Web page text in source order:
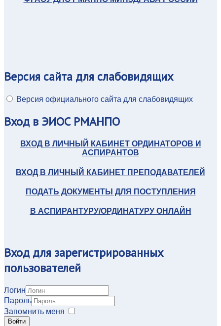
Версия сайта для слабовидящих
Версия официального сайта для слабовидящих
Вход в ЭИОС РМАНПО
ВХОД В ЛИЧНЫЙ КАБИНЕТ ОРДИНАТОРОВ И
АСПИРАНТОВ
ВХОД В ЛИЧНЫЙ КАБИНЕТ ПРЕПОДАВАТЕЛЕЙ
ПОДАТЬ ДОКУМЕНТЫ ДЛЯ ПОСТУПЛЕНИЯ
В АСПИРАНТУРУ/ОРДИНАТУРУ ОНЛАЙН
Вход для зарегистрированных
пользователей
Логин
Пароль
Запомнить меня
Войти